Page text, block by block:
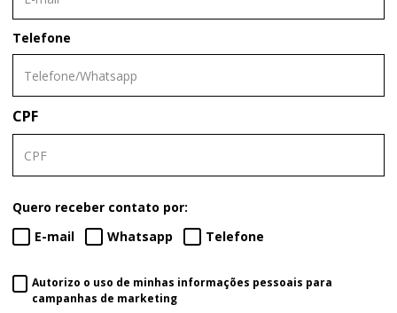
Telefone
CPF
Quero receber contato por:
E-mail
Whatsapp Telefone
Autorizo o uso de minhas informações pessoais para
campanhas de marketing